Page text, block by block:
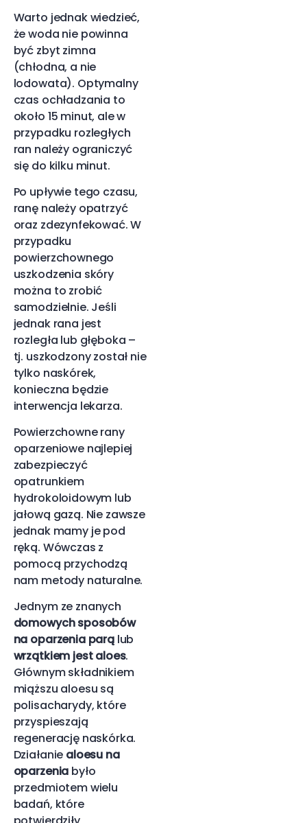
Warto jednak wiedzieć,
że woda nie powinna
być zbyt zimna
(chłodna, a nie
lodowata). Optymalny
czas ochładzania to
około 15 minut, ale w
przypadku rozległych
ran należy ograniczyć
się do kilku minut.
Po upływie tego czasu,
ranę należy opatrzyć
oraz zdezynfekować. W
przypadku
powierzchownego
uszkodzenia skóry
można to zrobić
samodzielnie. Jeśli
jednak rana jest
rozległa lub głęboka –
tj. uszkodzony został nie
tylko naskórek,
konieczna będzie
interwencja lekarza.
Powierzchowne rany
oparzeniowe najlepiej
zabezpieczyć
opatrunkiem
hydrokoloidowym lub
jałową gazą. Nie zawsze
jednak mamy je pod
ręką. Wówczas z
pomocą przychodzą
nam metody naturalne.
Jednym ze znanych
domowych sposobów
na oparzenia parąlub
wrzątkiem jest aloes.
Głównym składnikiem
miąższu aloesu są
polisacharydy, które
przyspieszają
regenerację naskórka.
Działanie aloesu na
oparzenia było
przedmiotem wielu
badań, które